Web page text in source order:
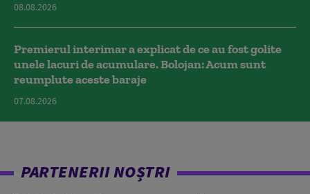
08.08.2026
Premierul interimar a explicat de ce au fost golite
unele lacuri de acumulare. Bolojan: Acum sunt
reumplute aceste baraje
07.08.2026
PARTENERII NOȘTRI